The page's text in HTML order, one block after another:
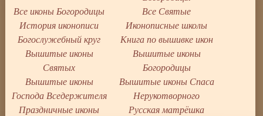
Все иконы Богородицы
Все Святые
История иконописи
Иконописные школы
Богослужебный круг
Книга по вышивке икон
Вышитые иконы
Святых
Вышитые иконы
Богородицы
Вышитые иконы
Господа Вседержителя
Вышитые иконы Спаса
Нерукотворного
Праздничные иконы
Русская матрёшка